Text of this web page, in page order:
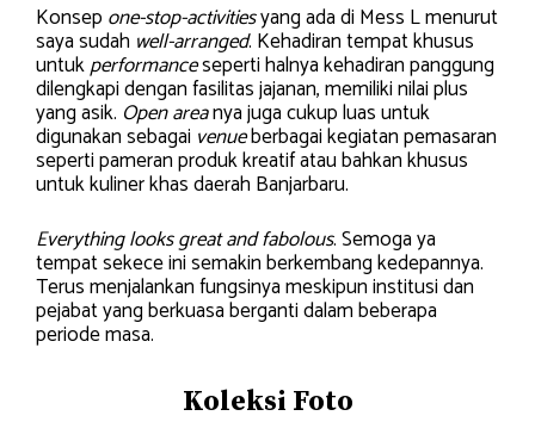
Konsep one-stop-activitiesyang ada di Mess L menurut
saya sudah well-arranged. Kehadiran tempat khusus
untukperformanceseperti halnya kehadiran panggung
dilengkapi dengan fasilitas jajanan, memiliki nilai plus
yang asik. Open areanya juga cukup luas untuk
digunakan sebagai venueberbagai kegiatan pemasaran
seperti pameran produk kreatif atau bahkan khusus
untuk kuliner khas daerah Banjarbaru.
Everything looks great and fabolous. Semoga ya
tempat sekece ini semakin berkembang kedepannya.
Terus menjalankan fungsinya meskipun institusi dan
pejabat yang berkuasa berganti dalam beberapa
periode masa.
Koleksi Foto